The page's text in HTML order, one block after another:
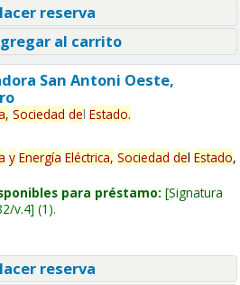
reserva
al carrito
San Antoni Oeste,
Sociedad del Estado.
y Energía Eléctrica, Sociedad del Estado,
para préstamo: Signatura
v.4 (1).
reserva